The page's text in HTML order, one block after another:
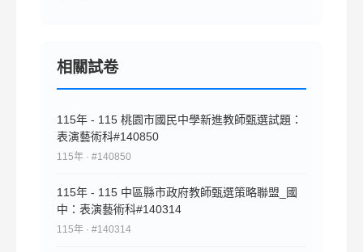
相關試卷
115年 - 115 桃園市國民中學新進教師甄選試題：
表演藝術科#140850
115年 · #140850
115年 - 115 中區縣市政府教師甄選策略聯盟_國
中：表演藝術科#140314
115年 · #140314